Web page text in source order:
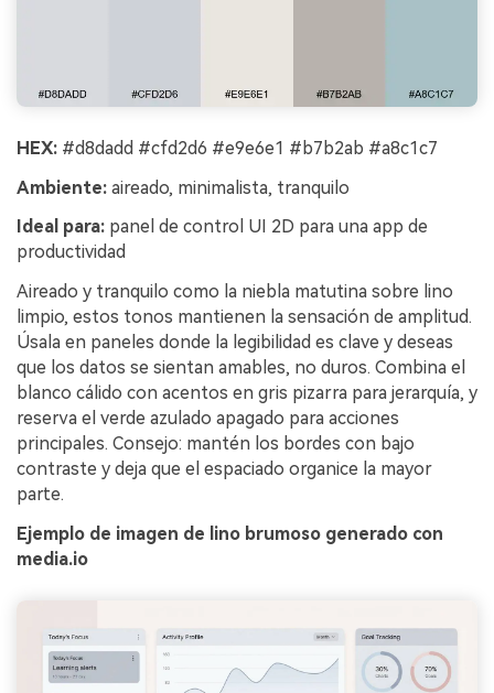
HEX: #d8dadd #cfd2d6 #e9e6e1 #b7b2ab #a8c1c7
Ambiente: aireado, minimalista, tranquilo
Ideal para: panel de control UI 2D para una app de
productividad
Aireado y tranquilo como la niebla matutina sobre lino
limpio, estos tonos mantienen la sensación de amplitud.
Úsala en paneles donde la legibilidad es clave y deseas
que los datos se sientan amables, no duros. Combina el
blanco cálido con acentos en gris pizarra para jerarquía, y
reserva el verde azulado apagado para acciones
principales. Consejo: mantén los bordes con bajo
contraste y deja que el espaciado organice la mayor
parte.
Ejemplo de imagen de lino brumoso generado con
media.io